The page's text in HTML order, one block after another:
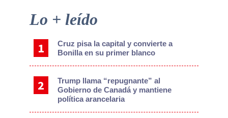
Primary
Sidebar
Lo + leído
Cruz pisa la capital y convierte a
Bonilla en su primer blanco
Trump llama “repugnante” al
Gobierno de Canadá y mantiene
política arancelaria